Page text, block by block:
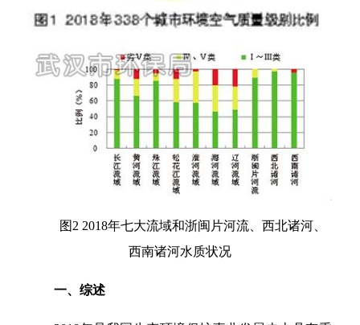
图2 2018年七大流域和浙闽片河流、西北诸河、
西南诸河水质状况
一、综述